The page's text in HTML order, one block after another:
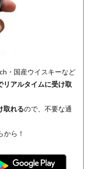
・国産ウイスキーなど
リアルタイムに受け取
取れるので、不要な通
から！